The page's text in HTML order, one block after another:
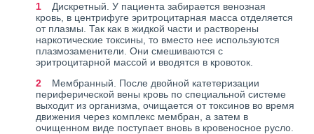
Дискретный. У пациента забирается венозная
кровь, в центрифуге эритроцитарная масса отделяется
от плазмы. Так как в жидкой части и растворены
наркотические токсины, то вместо нее используются
плазмозаменители. Они смешиваются с
эритроцитарной массой и вводятся в кровоток.
Мембранный. После двойной катетеризации
периферической вены кровь по специальной системе
выходит из организма, очищается от токсинов во время
движения через комплекс мембран, а затем в
очищенном виде поступает вновь в кровеносное русло.